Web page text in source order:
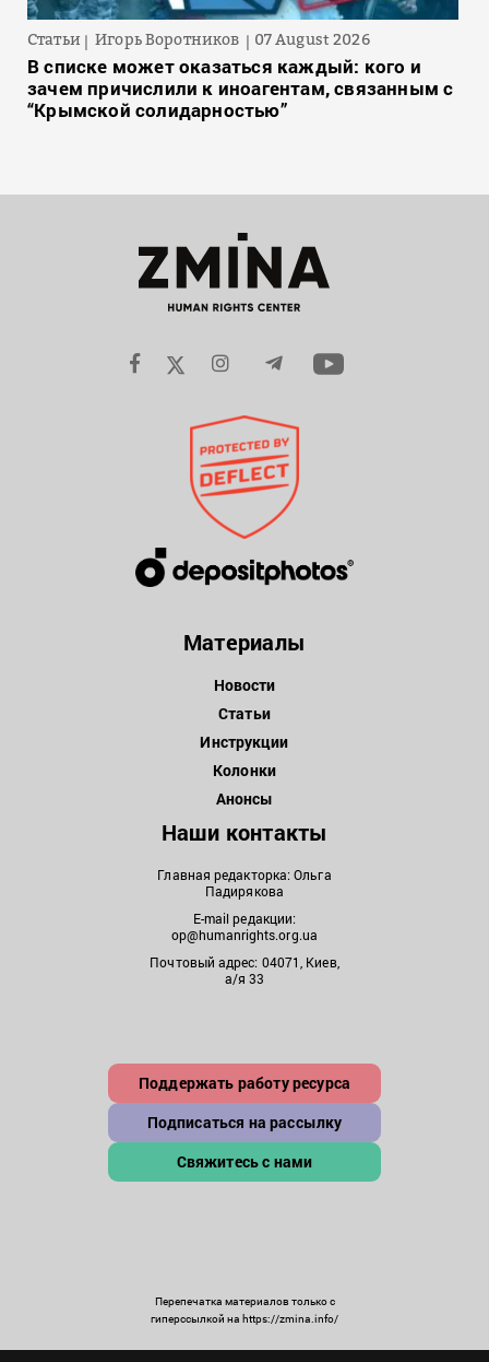
Статьи Игорь Воротников 07 August 2026
В списке может оказаться каждый: кого и
зачем причислили к иноагентам, связанным с
“Крымской солидарностью”
Материалы
Новости
Статьи
Инструкции
Колонки
Анонсы
Наши контакты
Главная редакторка: Ольга
Падирякова
E-mail редакции:
op@humanrights.org.ua
Почтовый адрес: 04071, Киев,
а/я 33
Поддержать работу ресурса
Подписаться на рассылку
Свяжитесь с нами
Перепечатка материалов только с
гиперссылкой на https://zmina.info/